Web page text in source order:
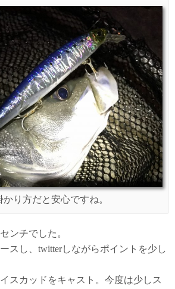
かり方だと安心ですね。
ンチでした。
スし、twitterしながらポイントを少し
スカッドをキャスト。今度は少しス